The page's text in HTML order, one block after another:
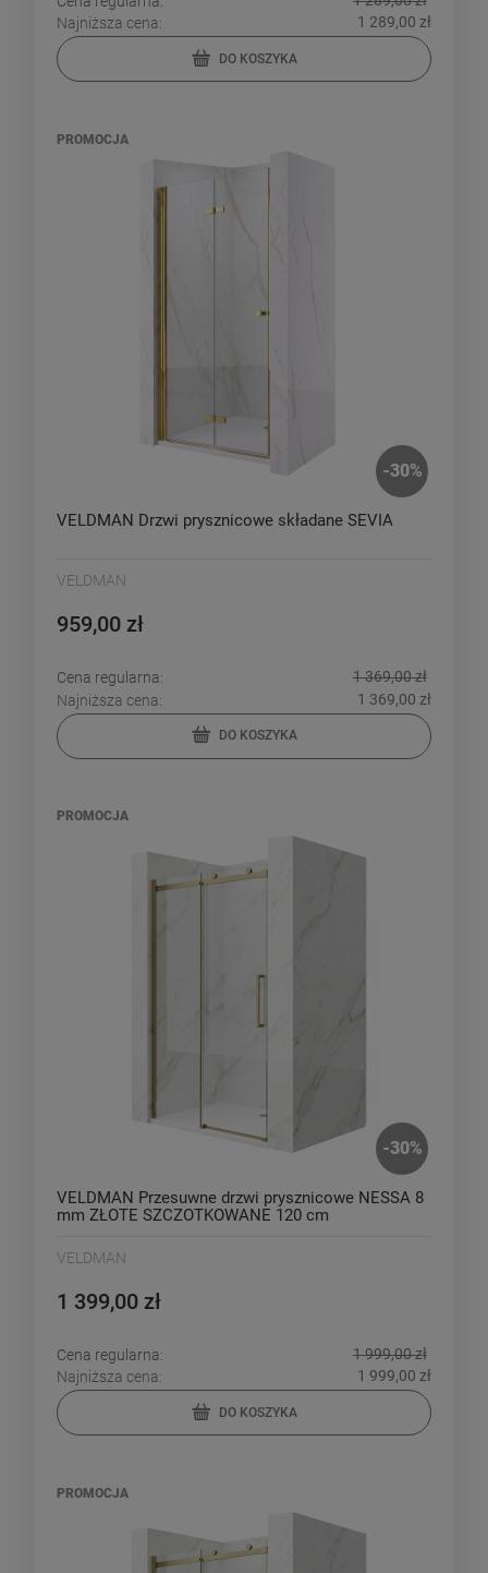
Najniższa cena:
1 289,00 zł
DO KOSZYKA
-30%
VELDMAN Drzwi prysznicowe składane SEVIA
VELDMAN
959,00 zł
Cena regularna:
1 369,00 zł
Najniższa cena:
1 369,00 zł
DO KOSZYKA
PROMOCJA
-30%
VELDMAN Przesuwne drzwi prysznicowe NESSA 8
mm ZŁOTE SZCZOTKOWANE 120 cm
VELDMAN
1 399,00 zł
Cena regularna:
1 999,00 zł
Najniższa cena:
1 999,00 zł
DO KOSZYKA
PROMOCJA
PROMOCJA